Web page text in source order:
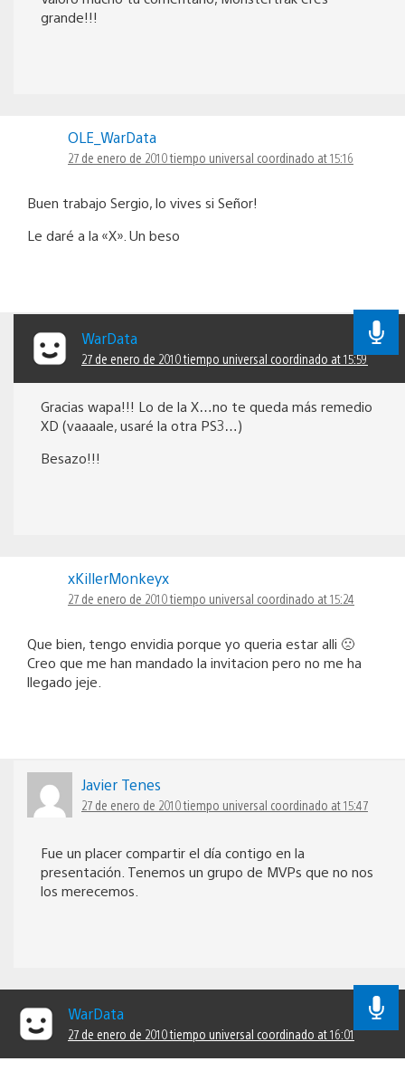
grande!!!
OLE_WarData
27 de enero de 2010 tiempo universal coordinado at 15:16
Buen trabajo Sergio, lo vives si Señor!
Le daré a la «X». Un beso
WarData
27 de enero de 2010 tiempo universal coordinado at 15:59
Gracias wapa!!! Lo de la X…no te queda más remedio
XD (vaaaale, usaré la otra PS3…)
Besazo!!!
xKillerMonkeyx
27 de enero de 2010 tiempo universal coordinado at 15:24
Que bien, tengo envidia porque yo queria estar alli 🙁
Creo que me han mandado la invitacion pero no me ha
llegado jeje.
Javier Tenes
27 de enero de 2010 tiempo universal coordinado at 15:47
Fue un placer compartir el día contigo en la
presentación. Tenemos un grupo de MVPs que no nos
los merecemos.
WarData
27 de enero de 2010 tiempo universal coordinado at 16:01